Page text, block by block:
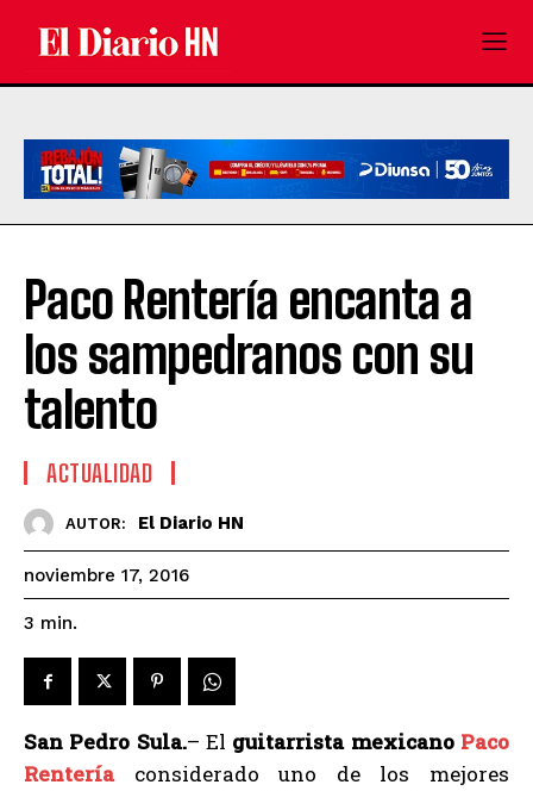
Paco Rentería encanta a
los sampedranos con su
talento
ACTUALIDAD
AUTOR: El Diario HN
noviembre 17, 2016
3 min.
San Pedro Sula.– El guitarrista mexicano Paco
Renteríaconsiderado uno de los mejores